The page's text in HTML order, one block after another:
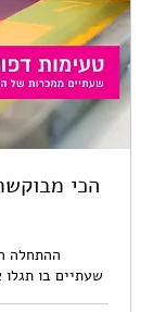
הכי
ההתחלה
שעתיים בו